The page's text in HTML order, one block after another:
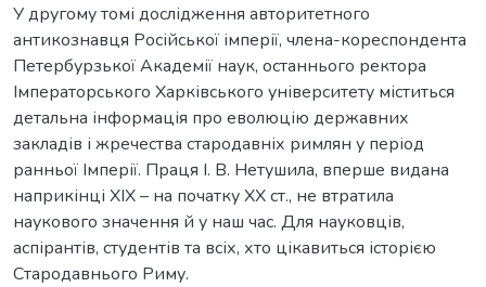
У другому томі дослідження авторитетного
антикознавця Російської імперії, члена-кореспондента
Петербурзької Академії наук, останнього ректора
Імператорського Харківського університету міститься
детальна інформація про еволюцію державних
закладів і жречества стародавніх римлян у період
ранньої Імперії. Праця І. В. Нетушила, вперше видана
наприкінці XIX – на початку ХХ ст., не втратила
наукового значення й у наш час. Для науковців,
аспірантів, студентів та всіх, хто цікавиться історією
Стародавнього Риму.